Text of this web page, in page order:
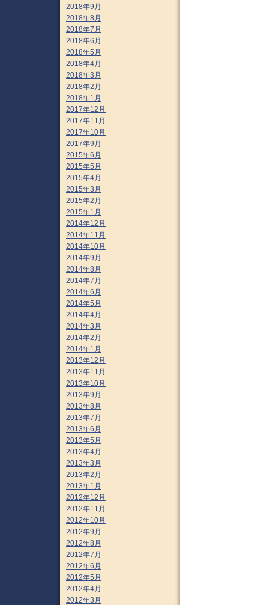
2018年9月
2018年8月
2018年7月
2018年6月
2018年5月
2018年4月
2018年3月
2018年2月
2018年1月
2017年12月
2017年11月
2017年10月
2017年9月
2015年6月
2015年5月
2015年4月
2015年3月
2015年2月
2015年1月
2014年12月
2014年11月
2014年10月
2014年9月
2014年8月
2014年7月
2014年6月
2014年5月
2014年4月
2014年3月
2014年2月
2014年1月
2013年12月
2013年11月
2013年10月
2013年9月
2013年8月
2013年7月
2013年6月
2013年5月
2013年4月
2013年3月
2013年2月
2013年1月
2012年12月
2012年11月
2012年10月
2012年9月
2012年8月
2012年7月
2012年6月
2012年5月
2012年4月
2012年3月